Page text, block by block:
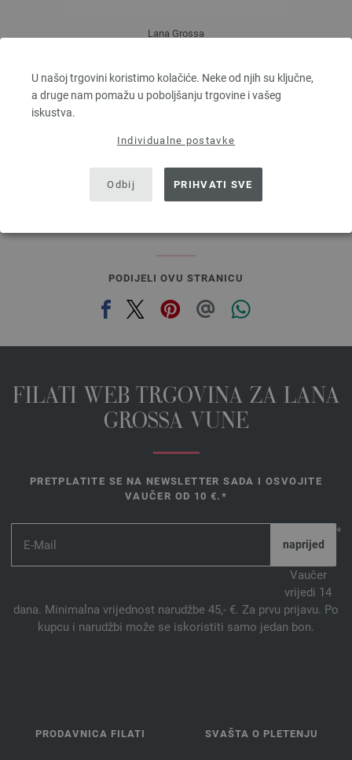
U našoj trgovini koristimo kolačiće. Neke od njih su ključne,
a druge nam pomažu u poboljšanju trgovine i vašeg
iskustva.
Individualne postavke
Odbij PRIHVATI SVE
Lana Grossa
96 % Pamuk, 4 % Polyester (elité)
Dužina: otprilike 160 m / 50 g
Većina igle: 3,5 - 4,5
4,86 $
next
PODIJELI OVU STRANICU
FILATI WEB TRGOVINA ZA LANA
GROSSA VUNE
PRETPLATITE SE NA NEWSLETTER SADA I OSVOJITE
VAUČER OD 10 €.*
*
Vaučer
vrijedi 14
dana. Minimalna vrijednost narudžbe 45,- €. Za prvu prijavu. Po
kupcu i narudžbi može se iskoristiti samo jedan bon.
PRODAVNICA FILATI SVAŠTA O PLETENJU